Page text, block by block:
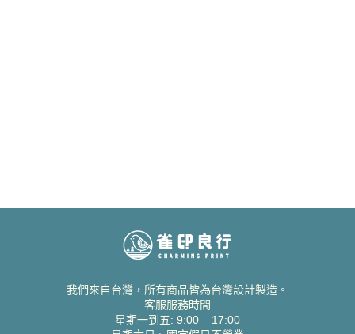
我們來自台灣，所有商品皆為台灣設計製造。
客服服務時間
星期一到五: 9:00 – 17:00